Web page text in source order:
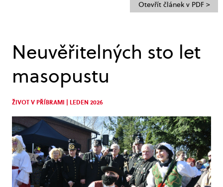
Neuvěřitelných sto let
masopustu
ŽIVOT V PŘÍBRAMI | LEDEN 2026
Otevřít článek v PDF >